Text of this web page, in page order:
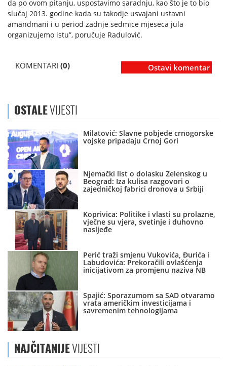
da po ovom pitanju, uspostavimo saradnju, kao što je to bio
slučaj 2013. godine kada su takodje usvajani ustavni
amandmani i u period zadnje sedmice mjeseca jula
organizujemo istu”, poručuje Radulović.
KOMENTARI (0) Ostavi komentar
OSTALEVIJESTI
Milatović: Slavne pobjede crnogorske
vojske pripadaju Crnoj Gori
Njemački list o dolasku Zelenskog u
Beograd: Iza kulisa razgovori o
zajedničkoj fabrici dronova u Srbiji
Koprivica: Politike i vlasti su prolazne,
vječne su vjera, svetinje i duhovno
nasljeđe
Perić traži smjenu Vukovića, Đurića i
Labudovića: Prekoračili ovlašćenja
inicijativom za promjenu naziva NB
Spajić: Sporazumom sa SAD otvaramo
vrata američkim investicijama i
savremenim tehnologijama
NAJČITANIJEVIJESTI